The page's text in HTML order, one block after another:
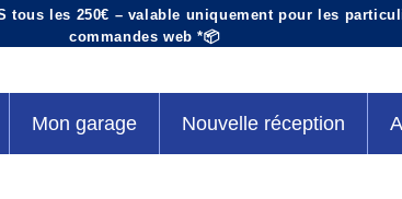
tous les 250€ – valable uniquement pour les
commandes web *📦
Mon garage Nouvelle réception